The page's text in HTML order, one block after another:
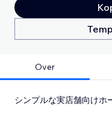
Over
シンプルな実店舗向けホ